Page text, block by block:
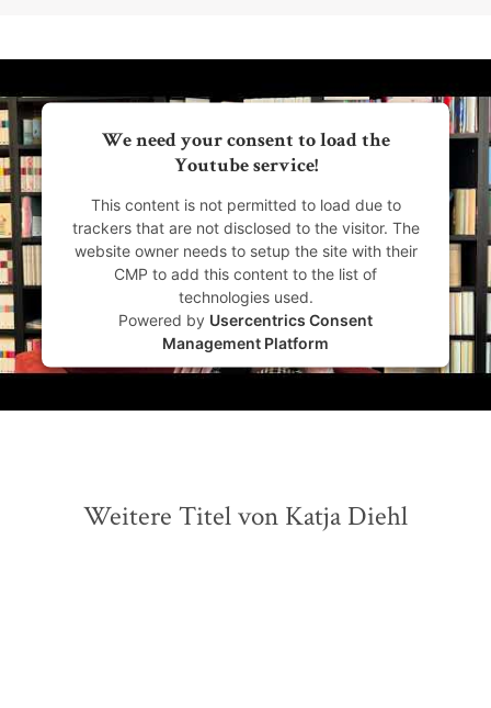
We need your consent to load the
Youtube service!
This content is not permitted to load due to
trackers that are not disclosed to the visitor. The
website owner needs to setup the site with their
CMP to add this content to the list of
technologies used.
Powered by Usercentrics Consent
Management Platform
Weitere Titel von Katja Diehl